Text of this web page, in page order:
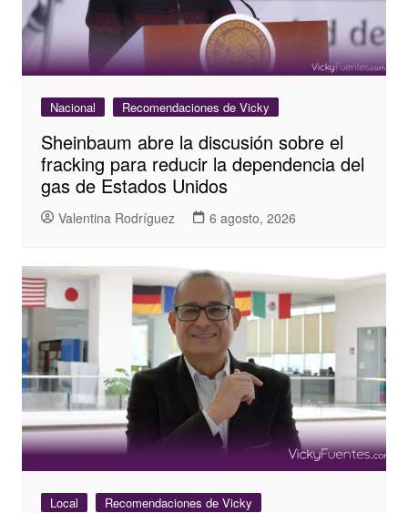
Nacional Recomendaciones de Vicky
Sheinbaum abre la discusión sobre el
fracking para reducir la dependencia del
gas de Estados Unidos
Valentina Rodríguez 6 agosto, 2026
Local Recomendaciones de Vicky